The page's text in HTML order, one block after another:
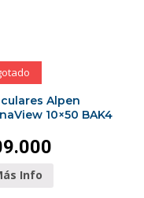
Alpen
10×50 BAK4
Info